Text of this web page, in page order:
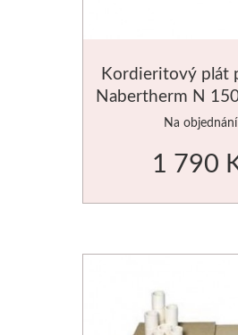
Kordieritový plát
Nabertherm N
490x400mm
Na objednání
1 790